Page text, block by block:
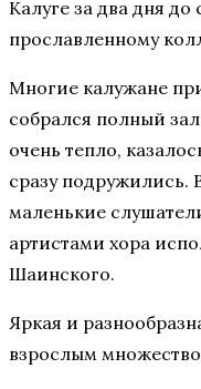
Калуге за два дня
прославленному
Многие калужане
собрался полный
очень тепло,
сразу
маленькие
артистами хора
Шаинского.
Яркая и
взрослым